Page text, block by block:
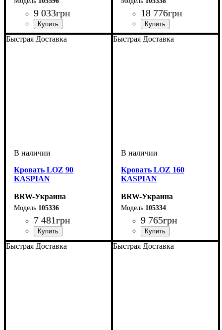
9 033грн 18 776грн
Быстрая Доставка
Кровать LOZ 90
KASPIAN
BRW-Украина
105336
7 481грн
Быстрая Доставка
Кровать LOZ 160
KASPIAN
BRW-Украина
105334
9 765грн
Быстрая Доставка Быстрая Доставка